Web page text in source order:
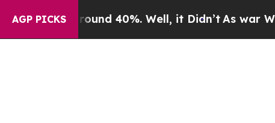
AGP PICKS
Around 40%. Well, it Didn’tAs war With